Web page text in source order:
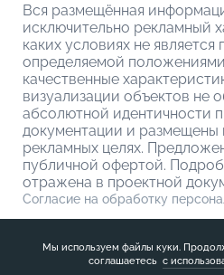
Вся размещённая
исключительно рекламный
каких условиях не
определяемой
качественные
визуализации объектов не
абсолютной идентичности
документации и размещены
рекламных целях.
публичной офертой.
отражена в проектной
Согласие на обработку
Мы используем файлы куки.
соглашаетесь с